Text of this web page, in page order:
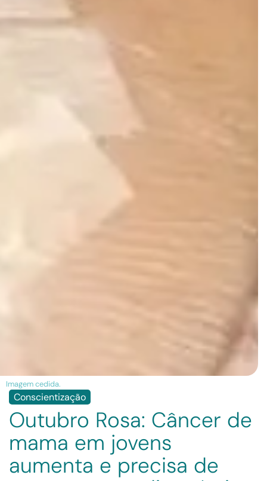
Imagem cedida.
Conscientização
Outubro Rosa: Câncer de
mama em jovens
aumenta e precisa de